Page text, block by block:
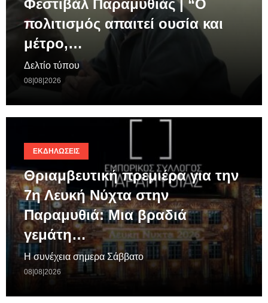
Φεστιβάλ Παραμυθιάς | “Ο
πολιτισμός απαιτεί ουσία και
μέτρο,…
Δελτίο τύπου
08|08|2026
ΕΚΔΗΛΏΣΕΙΣ
Θριαμβευτική πρεμιέρα για την
7η Λευκή Νύχτα στην
Παραμυθιά: Μια βραδιά
γεμάτη…
Η συνέχεια σημερα Σάββατο
08|08|2026